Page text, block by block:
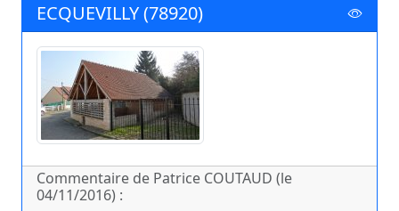
ECQUEVILLY (78920)
Commentaire de Patrice COUTAUD (le
04/11/2016) :